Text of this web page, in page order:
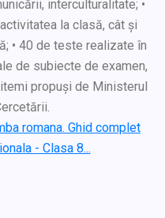
interculturalitate; •
la clasă, cât și
• 40 de teste realizate în
de subiecte de examen,
propuși de Ministerul
romana. Ghid complet
- Clasa 8...